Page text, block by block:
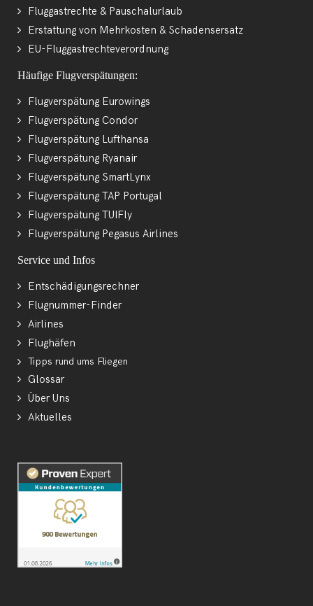
Fluggastrechte & Pauschalurlaub
Erstattung von Mehrkosten & Schadensersatz
EU-Fluggastrechteverordnung
Häufige Flugverspätungen:
Flugverspätung Eurowings
Flugverspätung Condor
Flugverspätung Lufthansa
Flugverspätung Ryanair
Flugverspätung SmartLynx
Flugverspätung TAP Portugal
Flugverspätung TUIFly
Flugverspätung Pegasus Airlines
Service und Infos
Entschädigungsrechner
Flugnummer-Finder
Airlines
Flughäfen
Tipps rund ums Fliegen
Glossar
Über Uns
Aktuelles